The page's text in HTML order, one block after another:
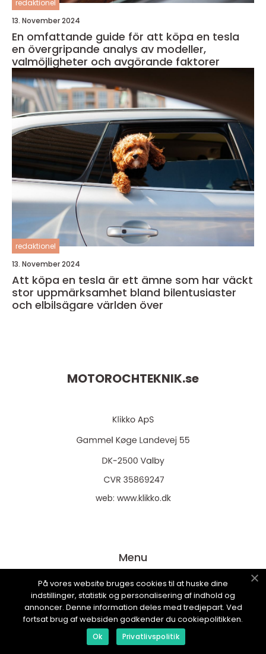
redaktionel
13. November 2024
En omfattande guide för att köpa en tesla
en övergripande analys av modeller,
valmöjligheter och avgörande faktorer
redaktionel
13. November 2024
Att köpa en tesla är ett ämne som har väckt
stor uppmärksamhet bland bilentusiaster
och elbilsägare världen över
MOTOROCHTEKNIK.se
web: www.klikko.dk
Menu
Annonsering
Om oss
Cookies
På vores website bruges cookies til at huske dine
indstillinger, statistik og personalisering af indhold og
annoncer. Denne information deles med tredjepart. Ved
fortsat brug af websiden godkender du cookiepolitikken.
Ok Privatlivspolitik